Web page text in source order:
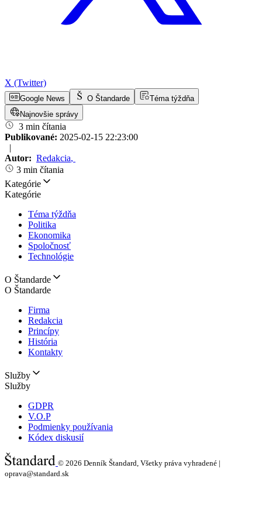
X (Twitter)
Google News O Štandarde
Téma týždňa
Najnovšie správy
3 min čítania
Publikované: 2025-02-15 22:23:00
|
Autor: Redakcia,
3 min čítania
Kategórie
Kategórie
Téma týždňa
Politika
Ekonomika
Spoločnosť
Technológie
O Štandarde
O Štandarde
Firma
Redakcia
Princípy
História
Kontakty
Služby
Služby
GDPR
V.O.P
Podmienky používania
Kódex diskusií
© 2026 Denník Štandard, Všetky práva vyhradené |
oprava@standard.sk